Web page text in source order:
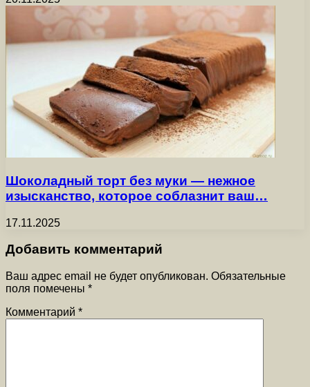
Шоколадный торт без муки — нежное
изысканство, которое соблазнит ваш…
17.11.2025
Добавить комментарий
Ваш адрес email не будет опубликован. Обязательные
поля помечены *
Комментарий *